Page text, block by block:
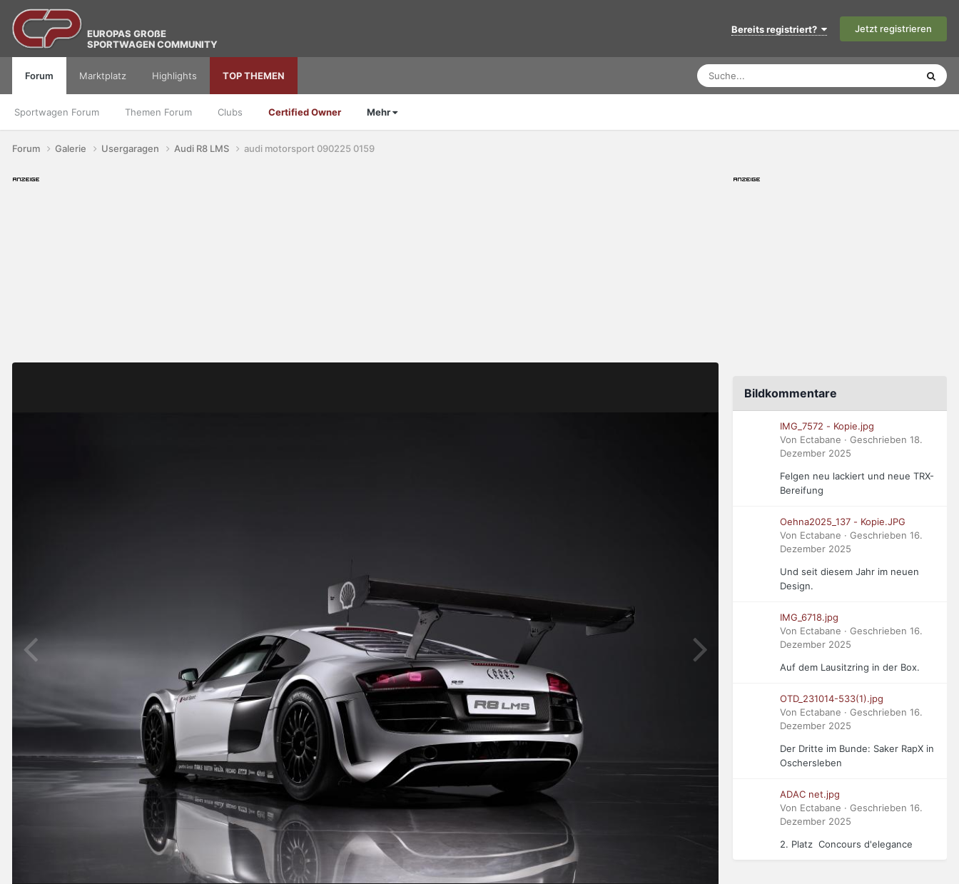
EUROPAS GROßE
SPORTWAGEN COMMUNITY
Bereits registriert? Jetzt registrieren
Forum
Sportwagen Forum Themen Forum Clubs Certified Owner Mehr
Marktplatz Highlights TOP THEMEN
Forum Galerie Usergaragen Audi R8 LMS audi motorsport 090225 0159
Bildkommentare
IMG_7572 - Kopie.jpg
Von Ectabane · Geschrieben 18.
Dezember 2025
Felgen neu lackiert und neue TRX-
Bereifung
Oehna2025_137 - Kopie.JPG
Von Ectabane · Geschrieben 16.
Dezember 2025
Und seit diesem Jahr im neuen
Design.
IMG_6718.jpg
Von Ectabane · Geschrieben 16.
Dezember 2025
Auf dem Lausitzring in der Box.
OTD_231014-533(1).jpg
Von Ectabane · Geschrieben 16.
Dezember 2025
Der Dritte im Bunde: Saker RapX in
Oschersleben
ADAC net.jpg
Von Ectabane · Geschrieben 16.
Dezember 2025
2. Platz Concours d'elegance